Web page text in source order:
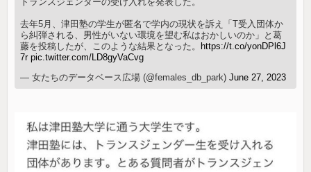
去年5月、津田塾の学生が匿名で学内の現状を訴え「T受入団体か
ら糾弾される、男性がいない環境を望む私はおかしいのか」と葛
藤を投稿したが、このような結果となった。 https://t.co/yonDPl6J
7r pic.twitter.com/LD8gyVaCvg
— 女たちのデータベース広場 (@females_db_park)June 27, 2023